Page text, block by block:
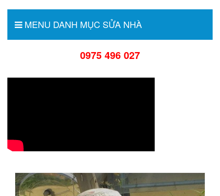
MENU DANH MỤC SỬA NHÀ
0975 496 027